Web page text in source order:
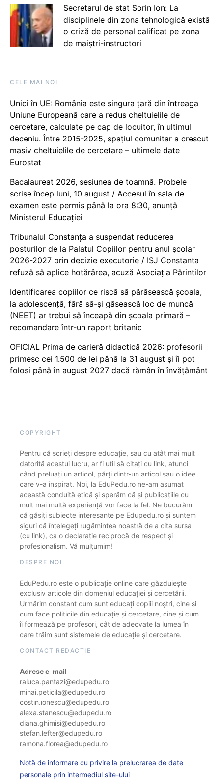
Secretarul de stat Sorin Ion: La
disciplinele din zona tehnologică există
o criză de personal calificat pe zona
de maiștri-instructori
CELE MAI NOI
Unici în UE: România este singura țară din întreaga
Uniune Europeană care a redus cheltuielile de
cercetare, calculate pe cap de locuitor, în ultimul
deceniu. Între 2015-2025, spațiul comunitar a crescut
masiv cheltuielile de cercetare – ultimele date
Eurostat
Bacalaureat 2026, sesiunea de toamnă. Probele
scrise încep luni, 10 august / Accesul în sala de
examen este permis până la ora 8:30, anunță
Ministerul Educației
Tribunalul Constanța a suspendat reducerea
posturilor de la Palatul Copiilor pentru anul școlar
2026-2027 prin decizie executorie / ISJ Constanța
refuză să aplice hotărârea, acuză Asociația Părinților
Identificarea copiilor ce riscă să părăsească școala,
la adolescență, fără să-și găsească loc de muncă
(NEET) ar trebui să înceapă din școala primară –
recomandare într-un raport britanic
OFICIAL Prima de carieră didactică 2026: profesorii
primesc cei 1.500 de lei până la 31 august și îi pot
folosi până în august 2027 dacă rămân în învățământ
COPYRIGHT
Pentru că scrieți despre educație, sau cu atât mai mult
datorită acestui lucru, ar fi util să citați cu link, atunci
când preluați un articol, părți dintr-un articol sau o idee
care v-a inspirat. Noi, la EduPedu.ro ne-am asumat
această conduită etică și sperăm că și publicațiile cu
mult mai multă experiență vor face la fel. Ne bucurăm
că găsiți subiecte interesante pe Edupedu.ro și suntem
siguri că înțelegeți rugămintea noastră de a cita sursa
(cu link), ca o declarație reciprocă de respect și
profesionalism. Vă mulțumim!
DESPRE NOI
EduPedu.ro este o publicație online care găzduiește
exclusiv articole din domeniul educației și cercetării.
Urmărim constant cum sunt educați copiii noștri, cine și
cum face politicile din educație și cercetare, cine și cum
îi formează pe profesori, cât de adecvate la lumea în
care trăim sunt sistemele de educație și cercetare.
CONTACT REDACȚIE
Adrese e-mail
raluca.pantazi@edupedu.ro
mihai.peticila@edupedu.ro
costin.ionescu@edupedu.ro
alexa.stanescu@edupedu.ro
diana.ghimisi@edupedu.ro
stefan.lefter@edupedu.ro
ramona.florea@edupedu.ro
Notă de informare cu privire la prelucrarea de date
personale prin intermediul site-ului